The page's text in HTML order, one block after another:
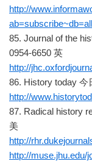
http://
ab=subscribe~db=all
85. Journal of the
0954-6650 英
http://
86. History today 今
http://
87. Radical history
美
http://
http://muse.jhu.edu/